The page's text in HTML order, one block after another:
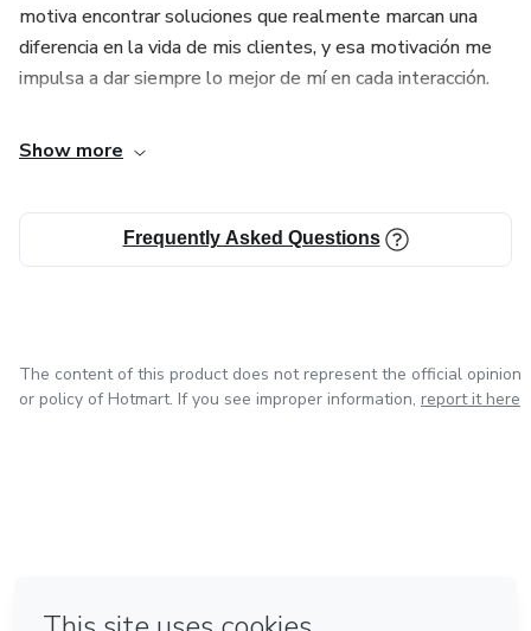
motiva encontrar soluciones que realmente marcan una
diferencia en la vida de mis clientes, y esa motivación me
impulsa a dar siempre lo mejor de mí en cada interacción.
Show more
Frequently Asked Questions
The content of this product does not represent the official opinion
or policy of Hotmart. If you see improper information, report it here
Made with❤ in Belo Horizonte